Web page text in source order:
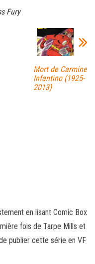
Fury
Mort de Carmine
Infantino (1925-
2013)
en lisant Comic Box
fois de Tarpe Mills et
publier cette série en VF